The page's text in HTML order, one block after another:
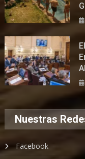
Nuestras
Facebook